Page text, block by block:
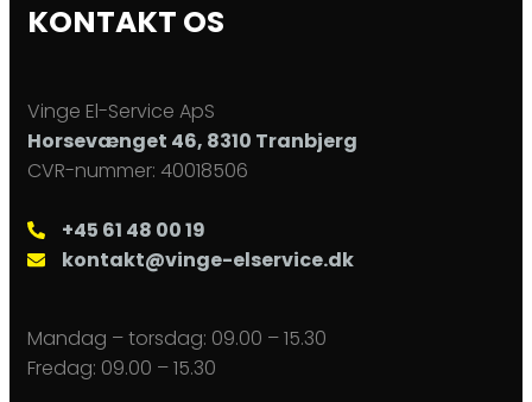
KONTAKT OS
Vinge El-Service ApS
Horsevænget 46, 8310 Tranbjerg
CVR-nummer: 40018506
+45 61 48 00 19
kontakt@vinge-elservice.dk
Mandag – torsdag: ​09.00 – 15.30
Fredag: ​09.00 – 15.30